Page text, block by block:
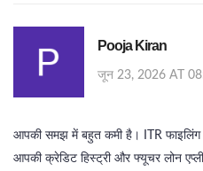
Pooja Kiran
जून 23, 2026 AT
आपकी समझ में बहुत कमी है। ITR
आपकी क्रेडिट हिस्ट्री और फ्यूचर लोन